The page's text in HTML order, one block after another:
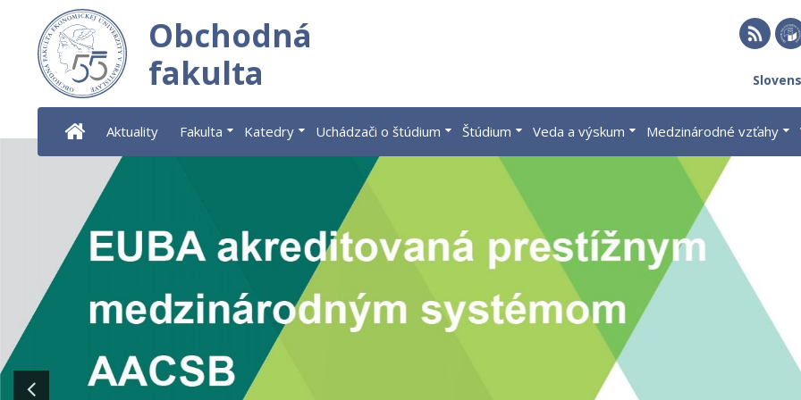
Obchodná
fakulta
Aktuality Fakulta Katedry Uchádzači o štúdium Štúdium Veda a výskum Medzinárodné vzťahy